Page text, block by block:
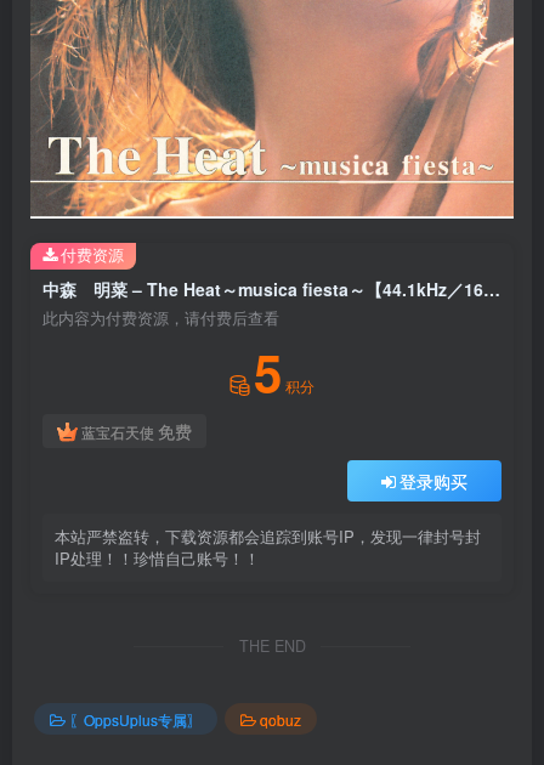
中森 明菜 – The Heat～musica fiesta～【44.1kHz／16bit】日本区
此内容为付费资源，请付费后查看
5 积分
蓝宝石天使 免费
登录购买
本站严禁盗转，下载资源都会追踪到账号IP，发现一律封号封
IP处理！！珍惜自己账号！！
付费资源
THE END
〖OppsUplus专属〗 qobuz